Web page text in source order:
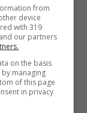
from
device
with 319
our partners
on the basis
managing
of this page
in privacy